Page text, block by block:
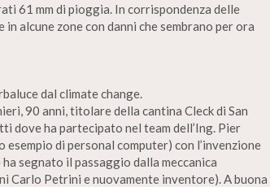
61 mm di pioggia. In corrispondenza delle
alcune zone con danni che sembrano per ora
dal climate change.
90 anni, titolare della cantina Cleck di San
dove ha partecipato nel team dell’Ing. Pier
di personal computer) con l’invenzione
segnato il passaggio dalla meccanica
Carlo Petrini e nuovamente inventore). A buona